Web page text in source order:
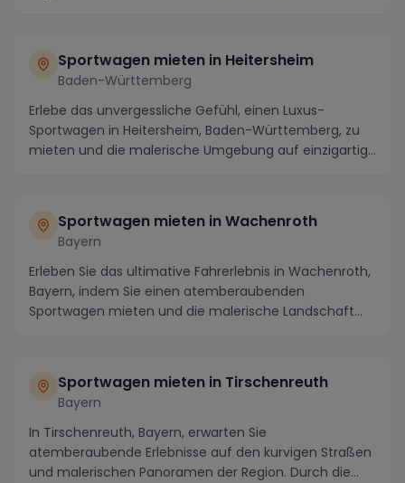
Sportwagen mieten in Heitersheim
Baden-Württemberg
Erlebe das unvergessliche Gefühl, einen Luxus-
Sportwagen in Heitersheim, Baden-Württemberg, zu
mieten und die malerische Umgebung auf einzigartige
Sportwagen mieten in Wachenroth
Bayern
Erleben Sie das ultimative Fahrerlebnis in Wachenroth,
Bayern, indem Sie einen atemberaubenden
Sportwagen mieten und die malerische Landschaft
Sportwagen mieten in Tirschenreuth
Bayern
In Tirschenreuth, Bayern, erwarten Sie
atemberaubende Erlebnisse auf den kurvigen Straßen
und malerischen Panoramen der Region. Durch die